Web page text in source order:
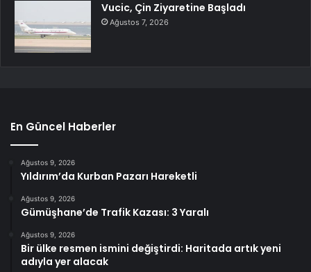
Vucic, Çin Ziyaretine Başladı
Ağustos 7, 2026
En Güncel Haberler
Ağustos 9, 2026
Yıldırım’da Kurban Pazarı Hareketli
Ağustos 9, 2026
Gümüşhane’de Trafik Kazası: 3 Yaralı
Ağustos 9, 2026
Bir ülke resmen ismini değiştirdi: Haritada artık yeni
adıyla yer alacak